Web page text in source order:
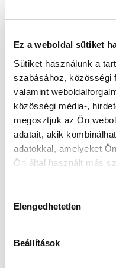
Ez a weboldal sütiket
Sütiket használunk a
szabásához, közösségi
valamint
közösségi média-,
megosztjuk az Ön
adatait, akik
adatokkal, amelyeket
Ön által használt más
kiválasztása
Elengedhetetlen
Beállítások
óraforgató 1
órának, fekete
900 Ft
órának,
Értéke:
900 Ft
Guess JUBE02244JWRHT
Női Fülbevaló - Color My
Day
Értéke: 13 990 Ft